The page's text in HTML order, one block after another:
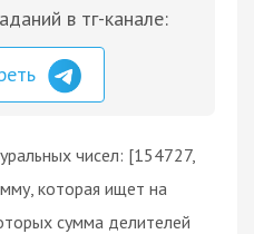
в тг-канале:
чисел: [154727,
которая ищет на
сумма делителей